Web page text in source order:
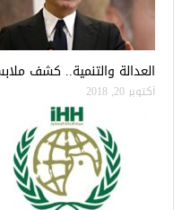
العدالة والتنمية.. كشف
أكتوبر 20, 2018